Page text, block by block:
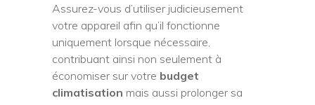
Assurez-vous d’utiliser judicieusement
votre appareil afin qu’il fonctionne
uniquement lorsque nécessaire,
contribuant ainsi non seulement à
économiser sur votre budget
climatisation mais aussi prolonger sa